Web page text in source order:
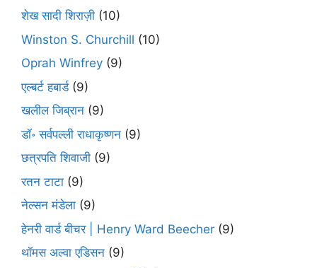
शेख सादी शिराज़ी (10)
Winston S. Churchill (10)
Oprah Winfrey (9)
एल्बर्ट हबार्ड(9)
खलील जिब्रान (9)
डॉ॰ सर्वपल्ली राधाकृष्णन (9)
छत्रपति शिवाजी (9)
रतन टाटा (9)
नेल्सन मंडेला (9)
हेनरी वार्ड बीचर | Henry Ward Beecher (9)
थॉमस अल्वा एडिसन (9)